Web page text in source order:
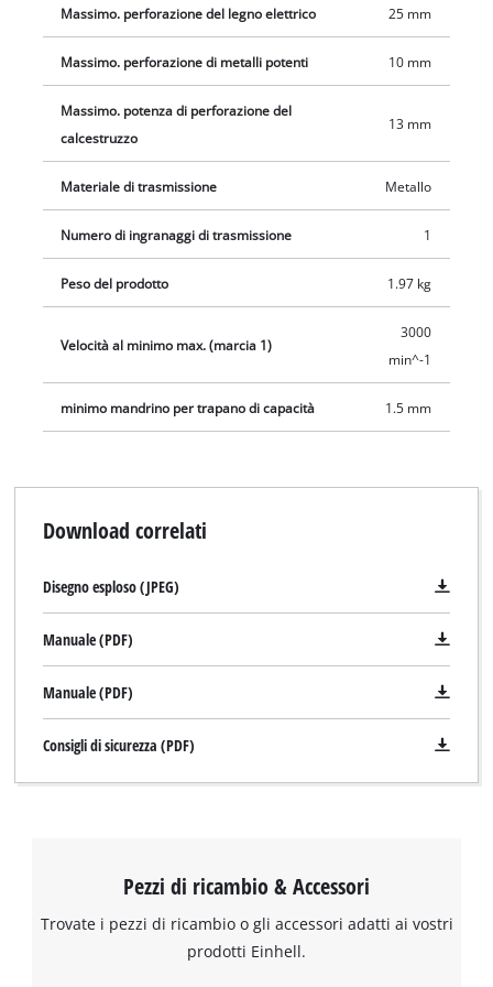
Abbiamo bisogno del vostro permesso
per caricare Google Maps!
Massimo. perforazione del legno elettrico 25 mm
Massimo. perforazione di metalli potenti 10 mm
Massimo. potenza di perforazione del
calcestruzzo
13 mm
Materiale di trasmissione Metallo
Numero di ingranaggi di trasmissione 1
Peso del prodotto 1.97 kg
Velocità al minimo max. (marcia 1)
3000
min^-1
minimo mandrino per trapano di capacità 1.5 mm
Download correlati
Disegno esploso (JPEG)
Manuale (PDF)
Manuale (PDF)
Consigli di sicurezza (PDF)
Pezzi di ricambio & Accessori
Trovate i pezzi di ricambio o gli accessori adatti ai vostri
prodotti Einhell.